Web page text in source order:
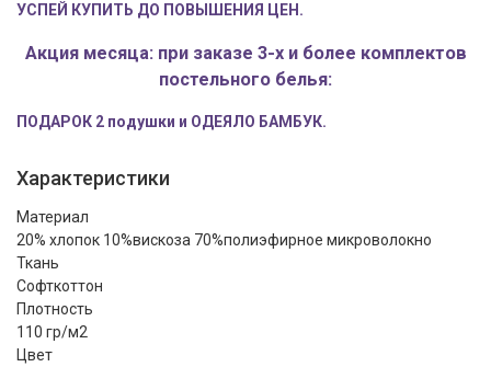
УСПЕЙ КУПИТЬ ДО ПОВЫШЕНИЯ ЦЕН.
Акция месяца: при заказе 3-х и более комплектов
постельного белья:
ПОДАРОК 2 подушки и ОДЕЯЛО БАМБУК.
Характеристики
Материал
20% хлопок 10%вискоза 70%полиэфирное микроволокно
Ткань
Софткоттон
Плотность
110 гр/м2
Цвет